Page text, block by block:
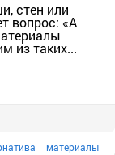
стен или
вопрос: «А
из таких...
материалы